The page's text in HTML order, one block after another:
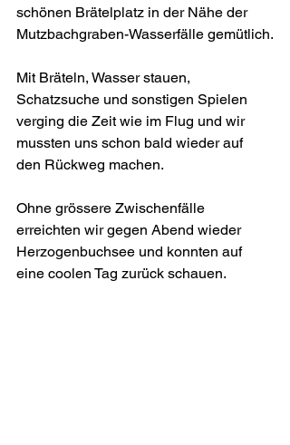
schönen Brätelplatz in der Nähe der
Mutzbachgraben-Wasserfälle gemütlich.
Mit Bräteln, Wasser stauen,
Schatzsuche und sonstigen Spielen
verging die Zeit wie im Flug und wir
mussten uns schon bald wieder auf
den Rückweg machen.
Ohne grössere Zwischenfälle
erreichten wir gegen Abend wieder
Herzogenbuchsee und konnten auf
eine coolen Tag zurück schauen.